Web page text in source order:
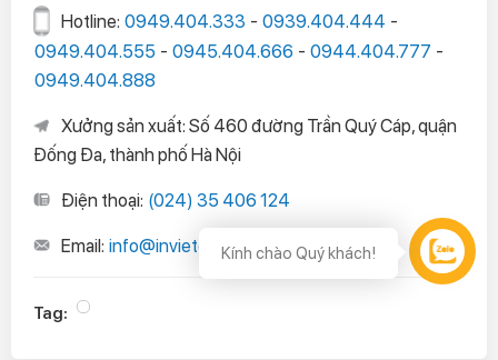
Hotline: 0949.404.333 - 0939.404.444 -
0949.404.555 - 0945.404.666 - 0944.404.777 -
0949.404.888
Xưởng sản xuất: Số 460 đường Trần Quý Cáp, quận
Đống Đa, thành phố Hà Nội
Điện thoại: (024) 35 406 124
Email: info@invietdung.com
Tag:
Hỗ trợ